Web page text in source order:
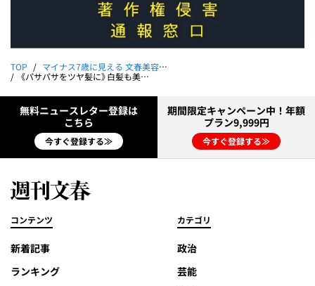
TOP マイナス7歳に見える 文春美容講座
《パサパサをツヤ髪に》白髪も美しく！｜マイナス7歳に見える 文春美容講座 第3回【髪編】
無料ニュースレター登録は
こちら
今すぐ登録する≫
期間限定キャンペーン中！年額
プラン9,999円
今すぐ登録する≫
コンテンツ
新着記事
ランキング
カテゴリ
政治
芸能